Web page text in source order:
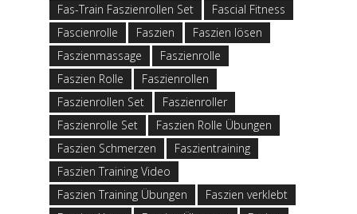
Fas-Train Faszienrollen Set
Fascial Fitness
Fascienrolle
Faszien
Faszien lösen
Faszienmassage
Faszienrolle
Faszien Rolle
Faszienrollen
Faszienrollen Set
Faszienroller
Faszienrolle Set
Faszien Rolle Übungen
Faszien Schmerzen
Faszientraining
Faszien Training Video
Faszien Training Übungen
Faszien verklebt